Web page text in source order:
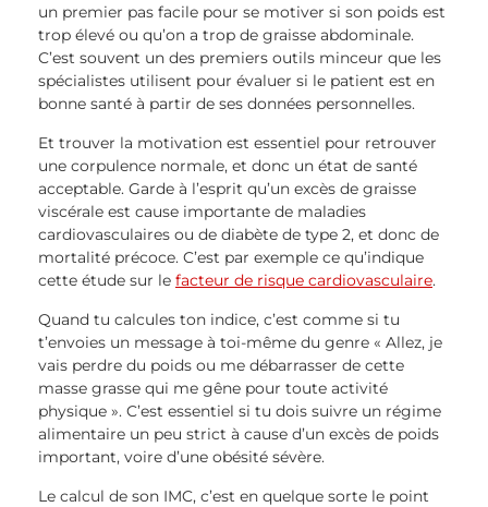
un premier pas facile pour se motiver si son poids est
trop élevé ou qu’on a trop de graisse abdominale.
C’est souvent un des premiers outils minceur que les
spécialistes utilisent pour évaluer si le patient est en
bonne santé à partir de ses données personnelles.
Et trouver la motivation est essentiel pour retrouver
une corpulence normale, et donc un état de santé
acceptable. Garde à l’esprit qu’un excès de graisse
viscérale est cause importante de maladies
cardiovasculaires ou de diabète de type 2, et donc de
mortalité précoce. C’est par exemple ce qu’indique
cette étude sur le facteur de risque cardiovasculaire.
Quand tu calcules ton indice, c’est comme si tu
t’envoies un message à toi-même du genre « Allez, je
vais perdre du poids ou me débarrasser de cette
masse grasse qui me gêne pour toute activité
physique ». C’est essentiel si tu dois suivre un régime
alimentaire un peu strict à cause d’un excès de poids
important, voire d’une obésité sévère.
Le calcul de son IMC, c’est en quelque sorte le point